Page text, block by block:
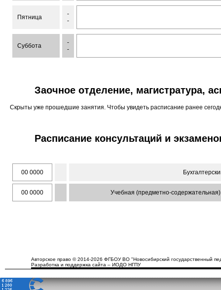
Пятница
-
-
Суббота
-
-
Заочное отделение, магистратура,
Скрыты уже прошедшие занятия. Чтобы увидеть расписание ранее
Расписание консультаций и
00 0000
00 0000 Учебная (предметно-
Авторское право © 2014-2026 ФГБОУ ВО "Новосибирский государственный
Разработка и поддержка сайта – ИОДО НГПУ